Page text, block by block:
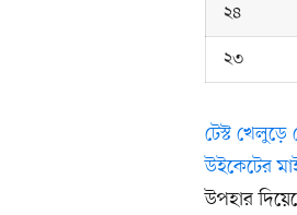
২৪
২৩
টেস্ট
উইকেটের
উপহার